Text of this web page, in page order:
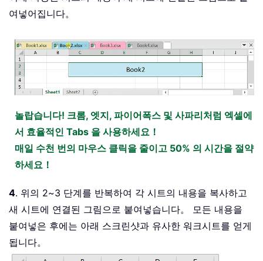
여넣어집니다。
놀랍습니다! 크롬, 엣지, 파이어폭스 및 사파리처럼 엑셀에
서 효율적인 Tabs 을 사용하세요！
매일 수천 번의 마우스 클릭을 줄이고 50% 의 시간을 절약
하세요！
4. 위의 2~3 단계를 반복하여 각 시트의 내용을 복사하고
새 시트에 연결된 그림으로 붙여넣습니다。 모든 내용을
붙여넣은 후에는 아래 스크린샷과 유사한 워크시트를 얻게
됩니다。